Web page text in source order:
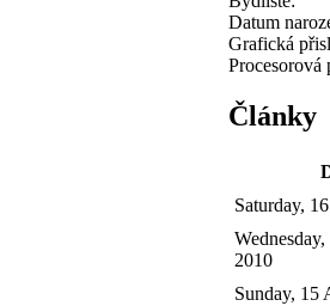
Datum
Grafická
Procesorová
Články
Saturday,
2010
Sunday, 15